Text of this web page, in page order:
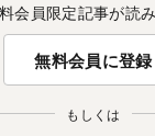
会員限定記事が読
無料会員に登録
もしくは